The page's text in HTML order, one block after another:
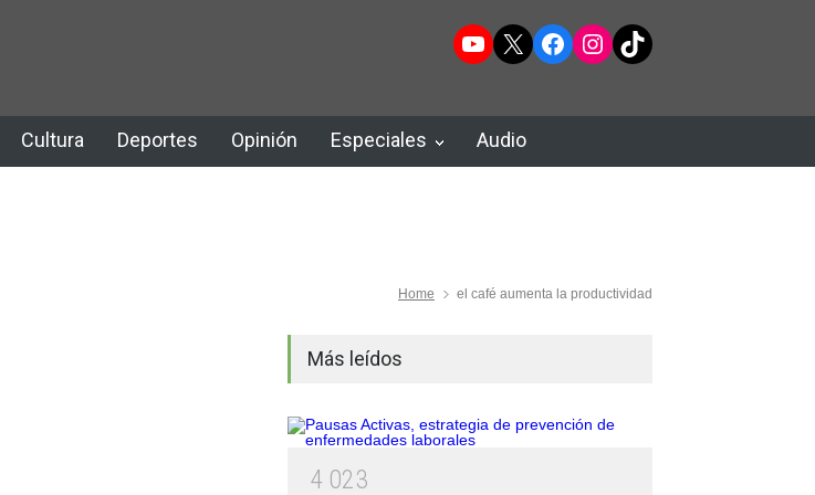
YouTube
X Facebook
Instagram
TikTok
Cultura Deportes Opinión Especiales Audio
Home el café aumenta la productividad
Más leídos
4 023